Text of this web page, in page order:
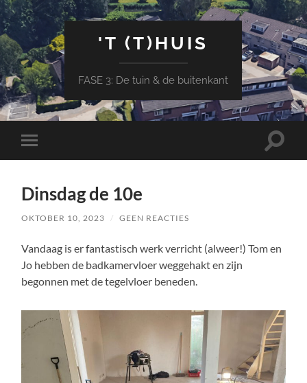
'T (T)HUIS
FASE 3: De tuin & de buitenkant
Toggle
mobiel
Toggle
Dinsdag de 10e
OKTOBER 10, 2023 / GEEN REACTIES
Vandaag is er fantastisch werk verricht (alweer!) Tom en
Jo hebben de badkamervloer weggehakt en zijn
begonnen met de tegelvloer beneden.